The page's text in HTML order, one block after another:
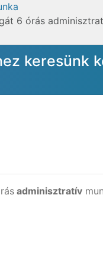
6 órás
keresünk
adminisztratív